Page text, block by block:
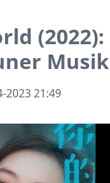
Musik
2023 21:49